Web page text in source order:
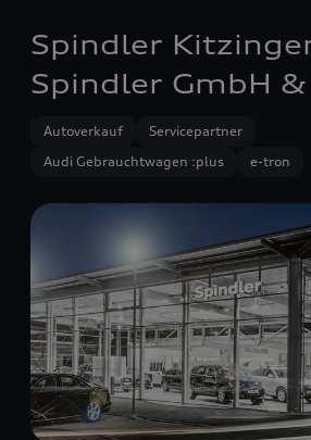
Spindler
Spindler GmbH &
Autoverkauf
Servicepartner
Audi Gebrauchtwagen :plus
e-tron